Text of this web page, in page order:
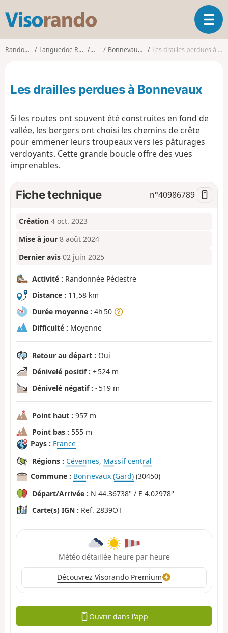
s
d
O
u
i
Randonnées Languedoc-Roussillon Gard Bonnevaux (Gard) Les drailles perdues à Bonnevaux
Les drailles perdues à Bonnevaux
Si les routes ont souvent été construites en fond de
vallée, les bergers ont choisi les chemins de crête
pour emmener leurs troupeaux vers les pâturages
verdoyants. Cette grande boucle offre des vues
imprenables.
Fiche technique n°40986789
Création 4 oct. 2023
Mise à jour 8 août 2024
Dernier avis 02 juin 2025
Activité : Randonnée Pédestre
Distance : 11,58 km
Durée moyenne : 4h 50
Difficulté : Moyenne
Retour au départ : Oui
Dénivelé positif : + 524 m
Dénivelé négatif : - 519 m
Point haut : 957 m
Point bas : 555 m
Pays : France
Régions : Cévennes, Massif central
Commune : Bonnevaux (Gard) (30450)
Départ/Arrivée : N 44.36738° / E 4.02978°
Carte(s) IGN : Ref. 2839OT
Météo détaillée heure par heure
Découvrez Visorando Premium
Ouvrir dans l'app